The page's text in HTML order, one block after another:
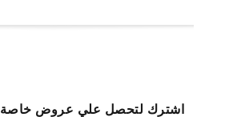
اشترك لتحصل علي عروض خاصة